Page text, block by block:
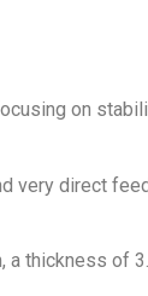
on
very direct
thickness of